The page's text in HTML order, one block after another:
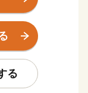
が通過してお
リー、中国の
畜産業、水産
揃えておりま
る